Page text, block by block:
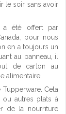
le soir sans avoir
été offert par
pour nous
en a toujours un
au panneau, il
de carton au
alimentaire
Tupperware. Cela
autres plats à
de la nourriture